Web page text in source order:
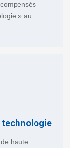
» au
technologie
haute